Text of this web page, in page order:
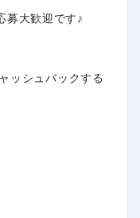
募大歓迎です♪
ッシュバックする